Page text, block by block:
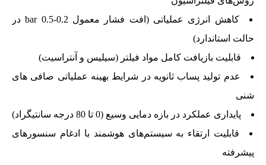
کاهش انرژی عملیاتی (افت فشار معمول 0.2-0.5 bar در
حالت استاندارد)
قابلیت بازیافت کامل مواد فیلتر (سیلیس و آنتراسیت)
عدم تولید پساب ثانویه در شرایط بهینه عملیاتی صافی های
شنی
پایداری عملکرد در بازه دمایی وسیع (0 تا 80 درجه سانتیگراد)
قابلیت ارتقاء به سیستم‌های هوشمند با ادغام سنسورهای
پیشرفته